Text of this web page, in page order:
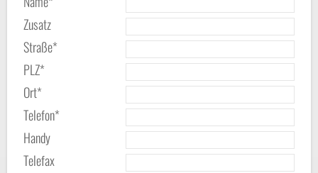
Zusatz
Straße*
PLZ*
Ort*
Telefon*
Handy
Telefax